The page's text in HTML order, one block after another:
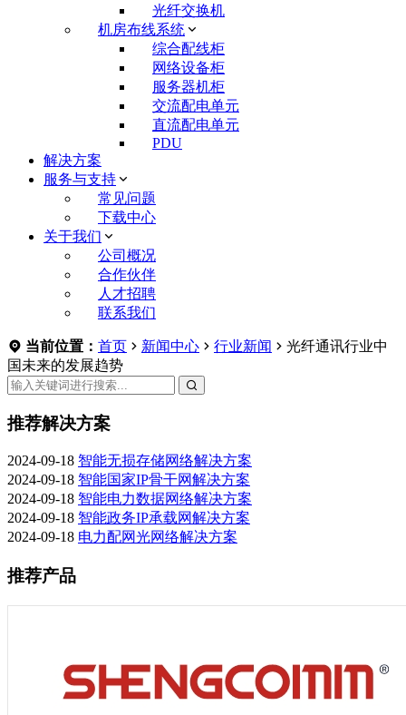
光纤交换机
机房布线系统
综合配线柜
网络设备柜
服务器机柜
交流配电单元
直流配电单元
PDU
解决方案
服务与支持
常见问题
下载中心
关于我们
公司概况
合作伙伴
人才招聘
联系我们
当前位置： 首页 新闻中心 行业新闻
光纤通讯行业中
国未来的发展趋势
推荐解决方案
2024-09-18 智能无损存储网络解决方案
2024-09-18 智能国家IP骨干网解决方案
2024-09-18 智能电力数据网络解决方案
2024-09-18 智能政务IP承载网解决方案
2024-09-18 电力配网光网络解决方案
推荐产品